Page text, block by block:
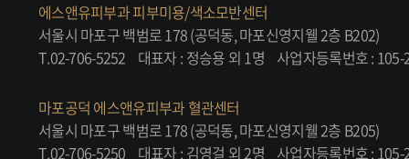
에스앤유피부과 피부미용/색소모반센터
서울시 마포구 백범로 178 (공덕동, 마포신영지웰 2층 B202)
T.02-706-5252
대표자 : 정승용 외 1명 사업자등록번호 :
마포공덕 에스앤유피부과 혈관센터
서울시 마포구 백범로 178 (공덕동, 마포신영지웰 2층 B205)
T.02-706-5250
대표자 : 김영걸 외 2명 사업자등록번호 :